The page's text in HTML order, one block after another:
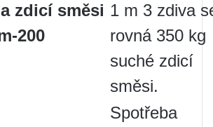
zdicí směsi
200
1 m 3 zdiva
rovná 350 kg
suché zdicí
směsi.
Spotřeba